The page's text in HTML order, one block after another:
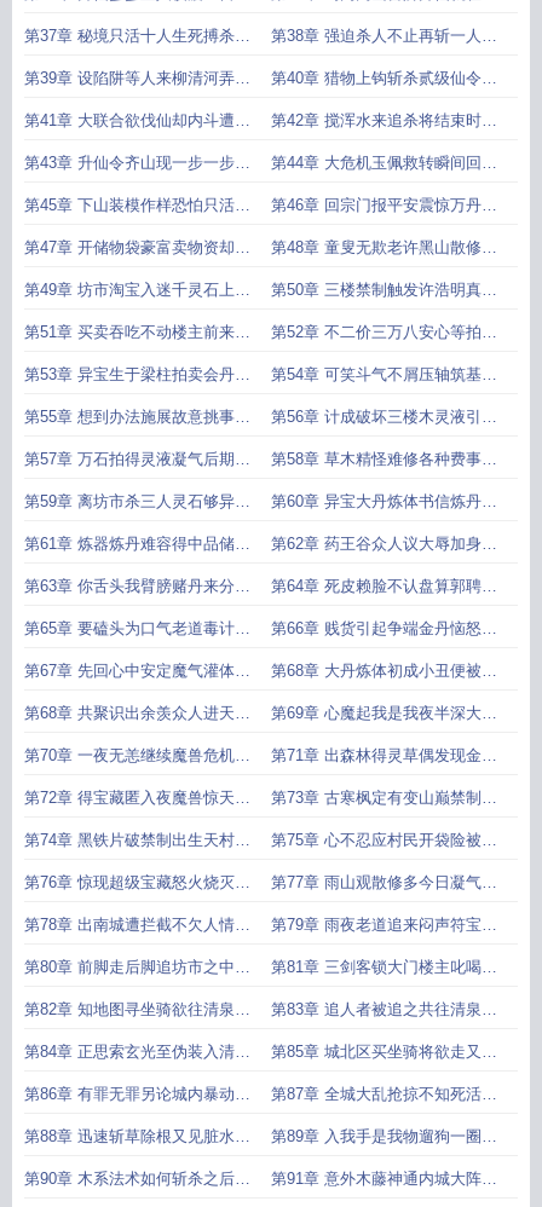
岛 下
第37章 秘境只活十人生死搏杀剑
修
第38章 强迫杀人不止再斩一人为
贰
第39章 设陷阱等人来柳清河弄心
机
第40章 猎物上钩斩杀贰级仙令成
捌
第41章 大联合欲伐仙却内斗遭席
卷
第42章 搅浑水来追杀将结束时爆
发
第43章 升仙令齐山现一步一步登
天
第44章 大危机玉佩救转瞬间回现
实
第45章 下山装模作样恐怕只活一
人
第46章 回宗门报平安震惊万丹成
咒
第47章 开储物袋豪富卖物资却发
愁
第48章 童叟无欺老许黑山散修坊
市
第49章 坊市淘宝入迷千灵石上二
楼
第50章 三楼禁制触发许浩明真有
名
第51章 买卖吞吃不动楼主前来认
人
第52章 不二价三万八安心等拍卖
会
第53章 异宝生于梁柱拍卖会丹方
出
第54章 可笑斗气不屑压轴筑基宝
丹
第55章 想到办法施展故意挑事打
斗
第56章 计成破坏三楼木灵液引心
动
第57章 万石拍得灵液凝气后期便
成
第58章 草木精怪难修各种费事得
手
第59章 离坊市杀三人灵石够异宝
出
第60章 异宝大丹炼体书信炼丹大
会
第61章 炼器炼丹难容得中品储物
袋
第62章 药王谷众人议大辱加身隐
忍
第63章 你舌头我臂膀赌丹来分胜
负
第64章 死皮赖脸不认盘算郭聘磕
头
第65章 要磕头为口气老道毒计破
防
第66章 贱货引起争端金丹恼怒出
手
第67章 先回心中安定魔气灌体口
诀
第68章 大丹炼体初成小丑便被试
金
第68章 共聚识出余羡众人进天魔
谷
第69章 心魔起我是我夜半深大不
详
第70章 一夜无恙继续魔兽危机再
后
第71章 出森林得灵草偶发现金丹
骨
第72章 得宝藏匿入夜魔兽惊天魔
现
第73章 古寒枫定有变山巅禁制难
入
第74章 黑铁片破禁制出生天村民
唤
第75章 心不忍应村民开袋险被吸
干
第76章 惊现超级宝藏怒火烧灭邪
修
第77章 雨山观散修多今日凝气圆
满
第78章 出南城遭拦截不欠人情斩
杀
第79章 雨夜老道追来闷声符宝轰
杀
第80章 前脚走后脚追坊市之中聚
集
第81章 三剑客锁大门楼主叱喝退
走
第82章 知地图寻坐骑欲往清泉山
庄
第83章 追人者被追之共往清泉山
庄
第84章 正思索玄光至伪装入清泉
城
第85章 城北区买坐骑将欲走又惊
变
第86章 有罪无罪另论城内暴动乱
套
第87章 全城大乱抢掠不知死活上
门
第88章 迅速斩草除根又见脏水泼
来
第89章 入我手是我物遛狗一圈依
旧
第90章 木系法术如何斩杀之后再 第91章 意外木藤神通内城大阵终